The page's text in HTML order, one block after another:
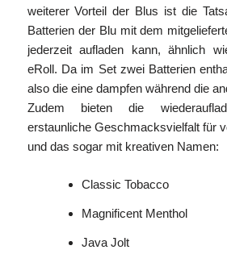
weiterer Vorteil der Blus ist die
Batterien der Blu mit dem
jederzeit aufladen kann, ähnlich
eRoll. Da im Set zwei Batterien
also die eine dampfen während die
Zudem bieten die
erstaunliche Geschmacksvielfalt für
und das sogar mit kreativen Namen:
Classic Tobacco
Magnificent Menthol
Java Jolt